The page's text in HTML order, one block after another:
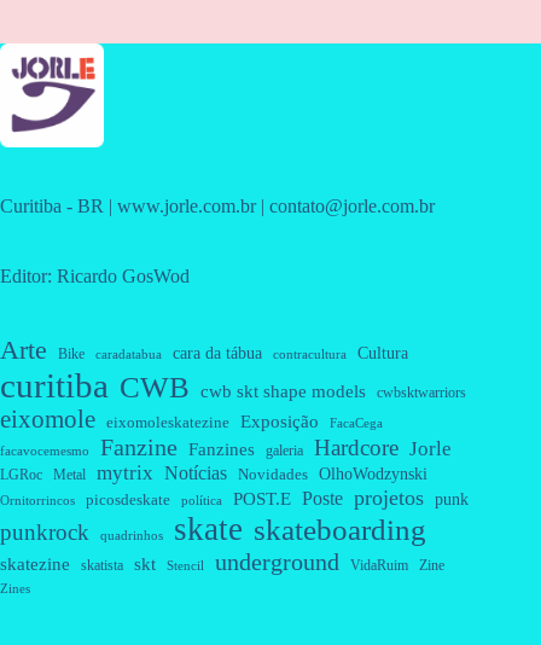
Curitiba - BR | www.jorle.com.br | contato@jorle.com.br
Editor: Ricardo GosWod
Arte Bike caradatabua cara da tábua contracultura Cultura
curitiba CWB cwb skt shape models cwbsktwarriors
eixomole eixomoleskatezine Exposição FacaCega
facavocemesmo Fanzine Fanzines galeria Hardcore Jorle
LGRoc Metal mytrix Notícias Novidades OlhoWodzynski
Ornitorrincos picosdeskate política POST.E Poste projetos punk
punkrock quadrinhos skate skateboarding
skatezine skatista skt Stencil underground VidaRuim Zine
Zines